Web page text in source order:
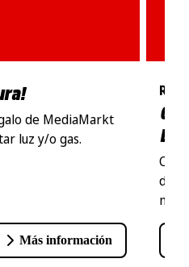
de MediaMarkt
luz y/o gas.
Más información